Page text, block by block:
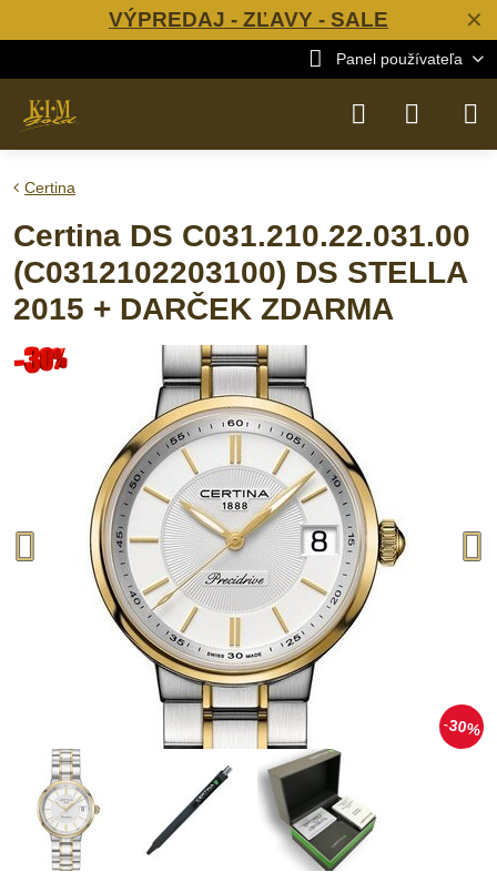
✕
VÝPREDAJ - ZĽAVY - SALE
Panel používateľa
30%
Certina
Certina DS C031.210.22.031.00
(C0312102203100) DS STELLA
2015 + DARČEK ZDARMA